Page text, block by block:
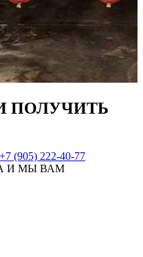
ПОЛУЧИТЬ
+7 (905) 222-40-77
И МЫ ВАМ